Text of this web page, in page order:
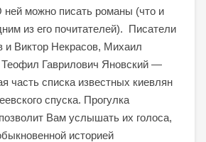
ней можно писать романы (что и
из его почитателей). Писатели
и Виктор Некрасов, Михаил
Теофил Гаврилович Яновский —
часть списка известных киевлян
спуска. Прогулка
Вам услышать их голоса,
историей